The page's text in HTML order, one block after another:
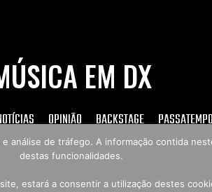
EM DX
OPINIÃO BACKSTAGE
© 2026 Música em DX
análise de tráfego. A informação contida
destas funcionalidades.
estará a consentir a utilização destes